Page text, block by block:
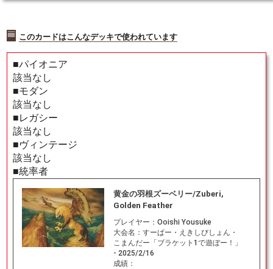
このカードはこんなデッキで使われています
■パイオニア
該当なし
■モダン
該当なし
■レガシー
該当なし
■ヴィンテージ
該当なし
■統率者
黄金の羽根ズーベリー/Zuberi,
Golden Feather
プレイヤー： Ooishi Yousuke
大会名： すーぱー・えきしびしょん・
こまんだー「ブラケット1で遊ぼー！」
- 2025/2/16
成績：